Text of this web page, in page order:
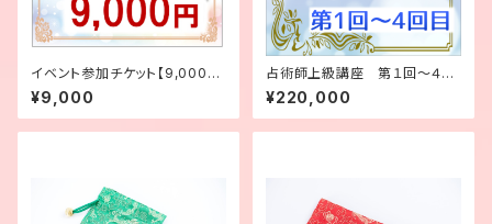
イベント参加チケット【9,000
円】
¥9,000
占術師上級講座 第１回〜４回
目【まとめて受講】
¥220,000